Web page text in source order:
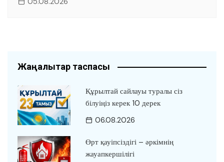
Жаңалықтар таспасы
Құрылтай сайлауы туралы сіз
білуіңіз керек 10 дерек
06.08.2026
Өрт қауіпсіздігі – әркімнің
жауапкершілігі